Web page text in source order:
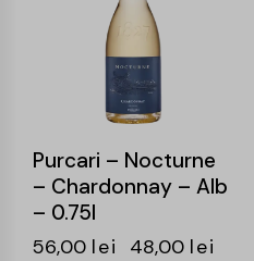
Purcari – Nocturne
– Chardonnay – Alb
– 0.75l
56,00 lei 48,00 lei